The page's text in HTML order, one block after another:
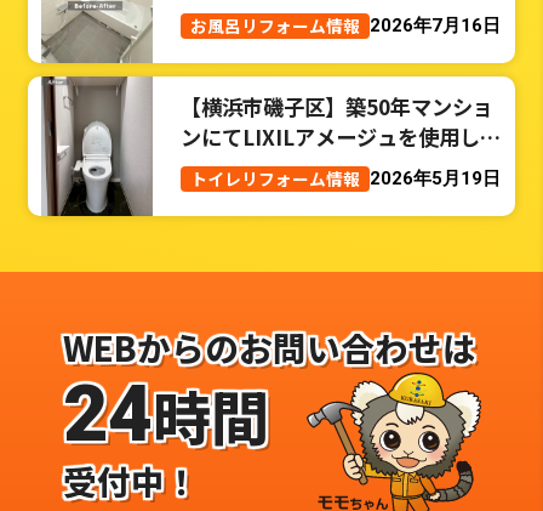
お風呂リフォーム情報 2026年7月16日
【横浜市磯子区】築50年マンショ
ンにてLIXILアメージュを使用した
トイレリフォーム事例
トイレリフォーム情報 2026年5月19日
WEBからのお問い合わせは
24時間
受付中！